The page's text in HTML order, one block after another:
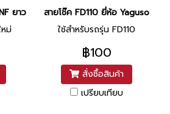
ยาว 33 นิ้ว
ม่
สายโช๊ค FD110 ยี่ห้อ Yaguso
ใช้สำหรับรถรุ่น FD110
฿100
สั่งซื้อสินค้า
เปรียบเทียบ